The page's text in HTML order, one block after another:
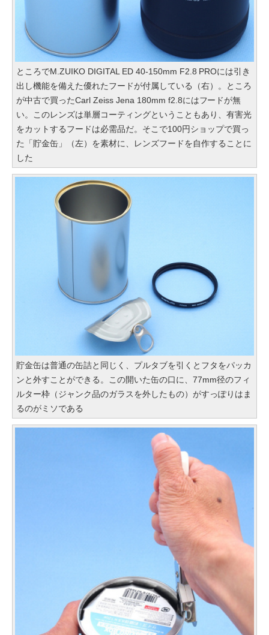
ところでM.ZUIKO DIGITAL ED 40-150mm F2.8 PROには引き
出し機能を備えた優れたフードが付属している（右）。ところ
が中古で買ったCarl Zeiss Jena 180mm f2.8にはフードが無
い。このレンズは単層コーティングということもあり、有害光
をカットするフードは必需品だ。そこで100円ショップで買っ
た「貯金缶」（左）を素材に、レンズフードを自作することに
した
貯金缶は普通の缶詰と同じく、プルタブを引くとフタをパッカ
ンと外すことができる。この開いた缶の口に、77mm径のフィ
ルター枠（ジャンク品のガラスを外したもの）がすっぽりはま
るのがミソである